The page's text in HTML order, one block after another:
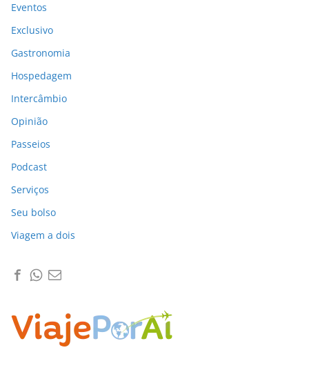
Eventos
Exclusivo
Gastronomia
Hospedagem
Intercâmbio
Opinião
Passeios
Podcast
Serviços
Seu bolso
Viagem a dois